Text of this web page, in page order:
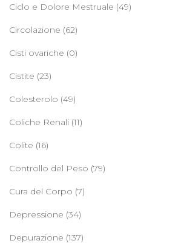
Ciclo e Dolore Mestruale (49)
Circolazione (62)
Cisti ovariche (0)
Cistite (23)
Colesterolo (49)
Coliche Renali (11)
Colite (16)
Controllo del Peso (79)
Cura del Corpo (7)
Depressione (34)
Depurazione (137)